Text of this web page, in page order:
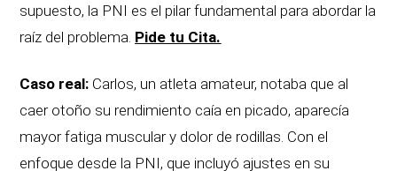
supuesto, la PNI es el pilar fundamental para abordar la
raíz del problema. Pide tu Cita.
Caso real: Carlos, un atleta amateur, notaba que al
caer otoño su rendimiento caía en picado, aparecía
mayor fatiga muscular y dolor de rodillas. Con el
enfoque desde la PNI, que incluyó ajustes en su